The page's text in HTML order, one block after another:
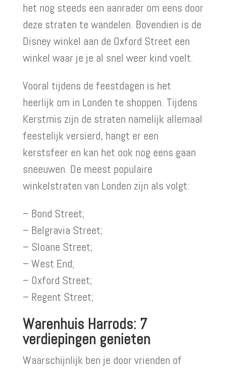
het nog steeds een aanrader om eens door
deze straten te wandelen. Bovendien is de
Disney winkel aan de Oxford Street een
winkel waar je je al snel weer kind voelt.
Vooral tijdens de feestdagen is het
heerlijk om in Londen te shoppen. Tijdens
Kerstmis zijn de straten namelijk allemaal
feestelijk versierd, hangt er een
kerstsfeer en kan het ook nog eens gaan
sneeuwen. De meest populaire
winkelstraten van Londen zijn als volgt:
– Bond Street;
– Belgravia Street;
– Sloane Street;
– West End;
– Oxford Street;
– Regent Street;
Warenhuis Harrods: 7
verdiepingen genieten
Waarschijnlijk ben je door vrienden of